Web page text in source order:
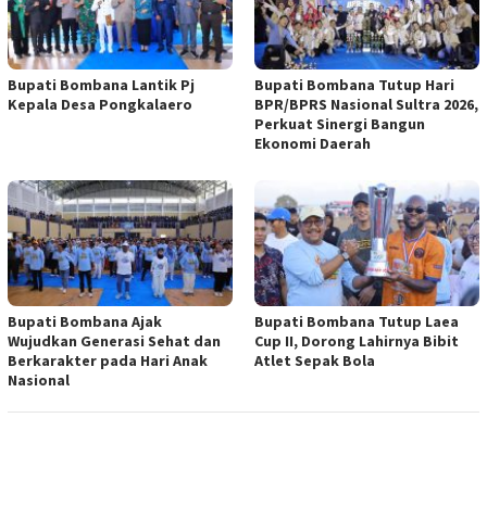
Bupati Bombana Lantik Pj
Kepala Desa Pongkalaero
Bupati Bombana Tutup Hari
BPR/BPRS Nasional Sultra 2026,
Perkuat Sinergi Bangun
Ekonomi Daerah
Bupati Bombana Ajak
Wujudkan Generasi Sehat dan
Berkarakter pada Hari Anak
Nasional
Bupati Bombana Tutup Laea
Cup II, Dorong Lahirnya Bibit
Atlet Sepak Bola